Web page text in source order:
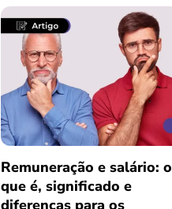
Remuneração e salário: o
que é, significado e
diferenças para os